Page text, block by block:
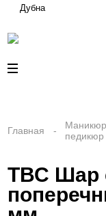
Дубна
Главная
педикюр
ТВС Шар